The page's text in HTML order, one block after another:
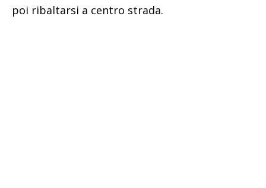
poi ribaltarsi a centro strada.